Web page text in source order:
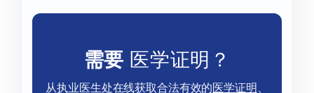
需要 医学证明？
从执业医生处在线获取合法有效的医学证明